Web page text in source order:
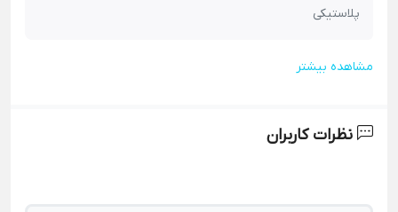
پلاستیکی
مشاهده بیشتر
نظرات کاربران